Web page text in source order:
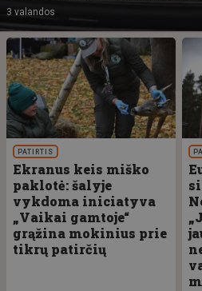
3 valandos
PATIRTIS
Ekranus keis miško
paklotė: šalyje
vykdoma iniciatyva
„Vaikai gamtoje“
grąžina mokinius prie
tikrų patirčių